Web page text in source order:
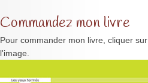
Commandez mon livre
Pour commander mon livre, cliquer sur
l'image.